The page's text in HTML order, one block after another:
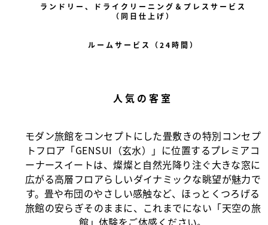
ランドリー、ドライクリーニング＆プレスサービス
（同日仕上げ）
ルームサービス（24時間）
人気の客室
モダン旅館をコンセプトにした畳敷きの特別コンセプ
トフロア「GENSUI（玄水）」に位置するプレミアコ
ーナースイートは、燦燦と自然光降り注ぐ大きな窓に
広がる高層フロアらしいダイナミックな眺望が魅力で
す。畳や布団のやさしい感触など、ほっとくつろげる
旅館の安らぎそのままに、これまでにない「天空の旅
館」体験をご体感ください。